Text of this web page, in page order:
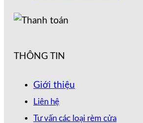
THÔNG TIN
Giới thiệu
Liên hệ
Tư vấn các loại rèm cửa